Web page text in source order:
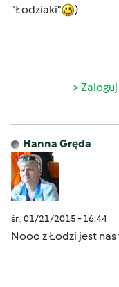
"Łodziaki"
)
Zaloguj
Hanna Gręda
śr., 01/21/2015 - 16:44
Nooo z Łodzi jest